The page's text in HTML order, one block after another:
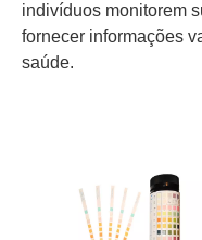
indivíduos monitorem
fornecer informações
saúde.